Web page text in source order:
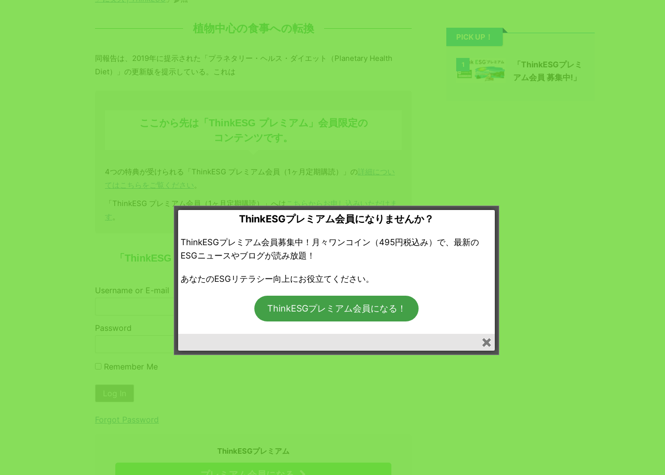
植物中心の食事への転換
同報告は、2019年に提示された「プラネタリー・ヘルス・ダイエット（Planetary Health
Diet）」の更新版を提示している。これは
ここから先は「ThinkESG プレミアム」会員限定の
コンテンツです。
4つの特典が受けられる「ThinkESG プレミアム会員（1ヶ月定期購読）」の詳細につい
てはこちらをご覧ください
「ThinkESG プレミアム会員（1ヶ月定期購読）」へは こちらからお申し込みいただけま
す
「ThinkESG プレミアム」会員の方はログインしてください。
Username or E-mail
Password
Remember Me
Forgot Password
ThinkESGプレミアム
PICK UP！
1
「ThinkESGプレミ
アム会員 募集中!」
ThinkESGプレミアム会員になりませんか？
ThinkESGプレミアム会員募集中！月々ワンコイン（495円税込み）で、最新の
ESGニュースやブログが読み放題！
あなたのESGリテラシー向上にお役立てください。
ThinkESGプレミアム会員になる！